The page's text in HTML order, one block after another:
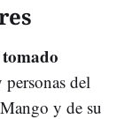
del
y de su